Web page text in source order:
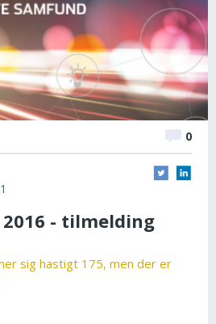
0
2016 - tilmelding
sig hastigt 175, men der er